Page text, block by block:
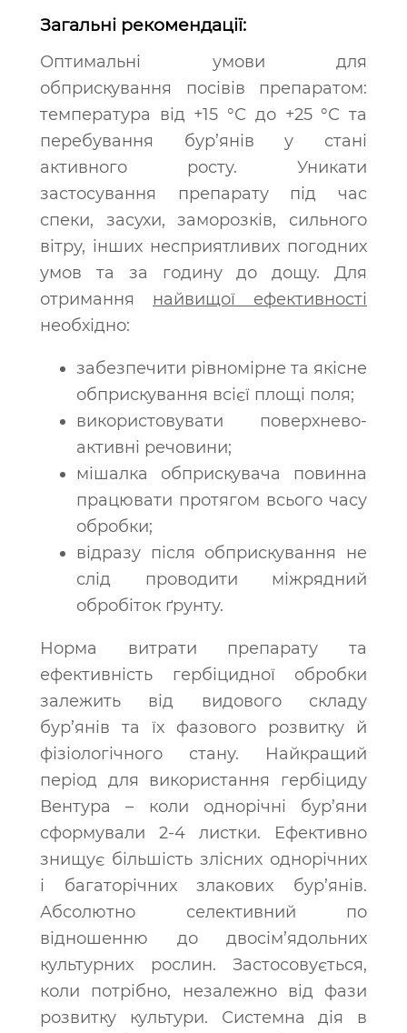
Загальні рекомендації:
Оптимальні умови для
обприскування посівів препаратом:
температура від +15 °С до +25 °С та
перебування бур’янів у стані
активного росту. Уникати
застосування препарату під час
спеки, засухи, заморозків, сильного
вітру, інших несприятливих погодних
умов та за годину до дощу. Для
отримання найвищої ефективності
необхідно:
забезпечити рівномірне та якісне
обприскування всієї площі поля;
використовувати поверхнево-
активні речовини;
мішалка обприскувача повинна
працювати протягом всього часу
обробки;
відразу після обприскування не
слід проводити міжрядний
обробіток ґрунту.
Норма витрати препарату та
ефективність гербіцидної обробки
залежить від видового складу
бур’янів та їх фазового розвитку й
фізіологічного стану. Найкращий
період для використання гербіциду
Вентура – коли однорічні бур’яни
сформували 2-4 листки. Ефективно
знищує більшість злісних однорічних
і багаторічних злакових бур’янів.
Абсолютно селективний по
відношенню до двосім’ядольних
культурних рослин. Застосовується,
коли потрібно, незалежно від фази
розвитку культури. Системна дія в